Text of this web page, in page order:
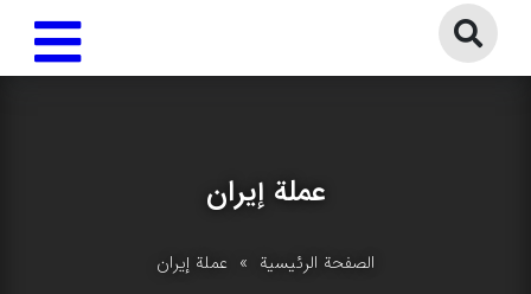
عملة إيران
الصفحة الرئيسية » عملة إيران